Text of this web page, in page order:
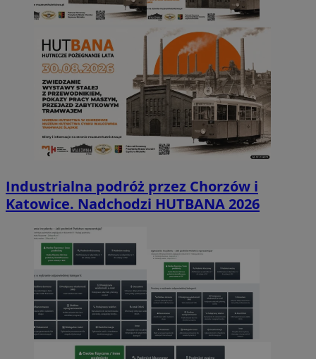
Industrialna podróż przez Chorzów i
Katowice. Nadchodzi HUTBANA 2026